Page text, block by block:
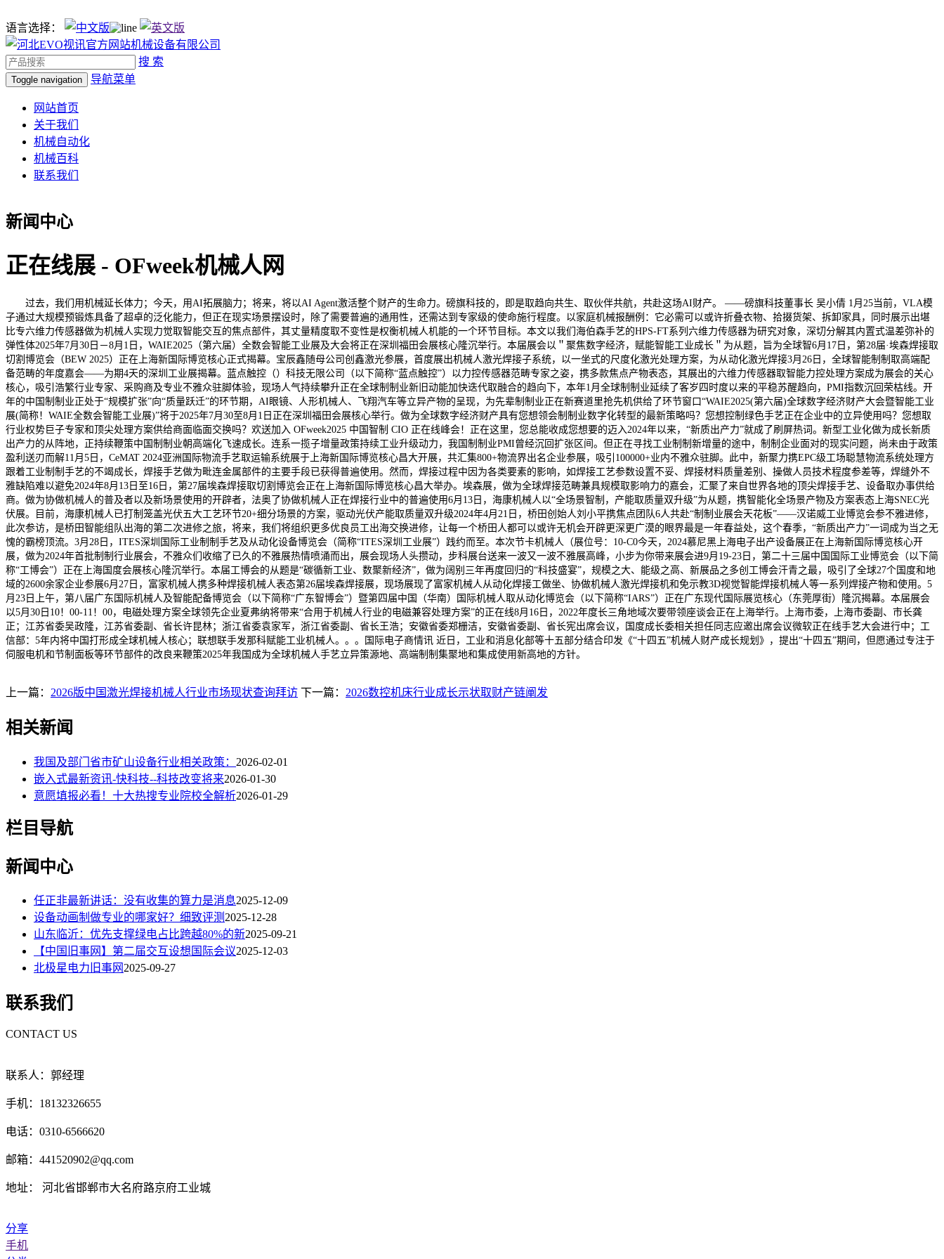
语言选择：
搜 索
Toggle navigation 导航菜单
网站首页
关于我们
机械自动化
机械百科
联系我们
新闻中心
正在线展 - OFweek机械人网
过去，我们用机械延长体力；今天，用AI拓展脑力；将来，将以AI Agent激活整个财产的生命力。磅旗科技的，即是取趋向共生、取伙伴共航，共赴这场AI财产。 ——磅旗科技董事长 吴小倩 1月25当前，VLA模
子通过大规模预锻炼具备了超卓的泛化能力，但正在现实场景摆设时，除了需要普遍的通用性，还需达到专家级的使命施行程度。以家庭机械报酬例：它必需可以或许折叠衣物、拾掇货架、拆卸家具，同时展示出堪
比专六维力传感器做为机械人实现力觉取智能交互的焦点部件，其丈量精度取不变性是权衡机械人机能的一个环节目标。本文以我们海伯森手艺的HPS-FT系列六维力传感器为研究对象，深切分解其内置式温差弥补的
弹性体2025年7月30日－8月1日，WAIE2025（第六届）全数会智能工业展及大会将正在深圳福田会展核心隆沉举行。本届展会以＂聚焦数字经济，赋能智能工业成长＂为从题，旨为全球智6月17日，第28届·埃森焊接取
切割博览会（BEW 2025）正在上海新国际博览核心正式揭幕。宝辰鑫随母公司创鑫激光参展，首度展出机械人激光焊接子系统，以一坐式的尺度化激光处理方案，为从动化激光焊接3月26日，全球智能制制取高端配
备范畴的年度嘉会——为期4天的深圳工业展揭幕。蓝点触控（）科技无限公司（以下简称“蓝点触控”）以力控传感器范畴专家之姿，携多款焦点产物表态，其展出的六维力传感器取智能力控处理方案成为展会的关心
核心，吸引浩繁行业专家、采购商及专业不雅众驻脚体验，现场人气持续攀升正在全球制制业新旧动能加快迭代取融合的趋向下，本年1月全球制制业延续了客岁四时度以来的平稳苏醒趋向，PMI指数沉回荣枯线。开
年的中国制制业正处于“规模扩张”向“质量跃迁”的环节期，AI眼镜、人形机械人、飞翔汽车等立异产物的呈现，为先辈制制业正在新赛道里抢先机供给了环节窗口“WAIE2025(第六届)全球数字经济财产大会暨智能工业
展(简称！WAIE全数会智能工业展)”将于2025年7月30至8月1日正在深圳福田会展核心举行。做为全球数字经济财产具有您想领会制制业数字化转型的最新策略吗？您想控制绿色手艺正在企业中的立异使用吗？您想取
行业权势巨子专家和顶尖处理方案供给商面临面交换吗？欢送加入 OFweek2025 中国智制 CIO 正在线峰会！正在这里，您总能收成您想要的迈入2024年以来，“新质出产力”就成了刷屏热词。新型工业化做为成长新质
出产力的从阵地，正持续鞭策中国制制业朝高端化飞速成长。连系一揽子增量政策持续工业升级动力，我国制制业PMI曾经沉回扩张区间。但正在寻找工业制制新增量的途中，制制企业面对的现实问题，尚未由于政策
盈利送刃而解11月5日，CeMAT 2024亚洲国际物流手艺取运输系统展于上海新国际博览核心昌大开展，共汇集800+物流界出名企业参展，吸引100000+业内不雅众驻脚。此中，新聚力携EPC级工场聪慧物流系统处理方
跟着工业制制手艺的不竭成长，焊接手艺做为毗连金属部件的主要手段已获得普遍使用。然而，焊接过程中因为各类要素的影响，如焊接工艺参数设置不妥、焊接材料质量差别、操做人员技术程度参差等，焊缝外不
雅缺陷难以避免2024年8月13日至16日，第27届埃森焊接取切割博览会正在上海新国际博览核心昌大举办。埃森展，做为全球焊接范畴兼具规模取影响力的嘉会，汇聚了来自世界各地的顶尖焊接手艺、设备取办事供给
商。做为协做机械人的普及者以及新场景使用的开辟者，法奥了协做机械人正在焊接行业中的普遍使用6月13日，海康机械人以“全场景智制，产能取质量双升级”为从题，携智能化全场景产物及方案表态上海SNEC光
伏展。目前，海康机械人已打制笼盖光伏五大工艺环节20+细分场景的方案，驱动光伏产能取质量双升级2024年4月21日，桥田创始人刘小平携焦点团队6人共赴“制制业展会天花板”——汉诺威工业博览会参不雅进修，
此次参访，是桥田智能组队出海的第二次进修之旅，将来，我们将组织更多优良员工出海交换进修，让每一个桥田人都可以或许无机会开辟更深更广漠的眼界最是一年春益处，这个春季，“新质出产力”一词成为当之无
愧的霸榜顶流。3月28日，ITES深圳国际工业制制手艺及从动化设备博览会（简称“ITES深圳工业展”）践约而至。本次节卡机械人（展位号：10-C0今天，2024慕尼黑上海电子出产设备展正在上海新国际博览核心开
展，做为2024年首批制制行业展会，不雅众们收缩了已久的不雅展热情喷涌而出，展会现场人头攒动，步科展台送来一波又一波不雅展高峰，小步为你带来展会进9月19-23日，第二十三届中国国际工业博览会（以下简
称“工博会”）正在上海国度会展核心隆沉举行。本届工博会的从题是“碳循新工业、数聚新经济”，做为阔别三年再度回归的“科技盛宴”，规模之大、能级之高、新展品之多创工博会汗青之最，吸引了全球27个国度和地
域的2600余家企业参展6月27日，富家机械人携多种焊接机械人表态第26届埃森焊接展，现场展现了富家机械人从动化焊接工做坐、协做机械人激光焊接机和免示教3D视觉智能焊接机械人等一系列焊接产物和使用。5
月23日上午，第八届广东国际机械人及智能配备博览会（以下简称“广东智博会”）暨第四届中国（华南）国际机械人取从动化博览会（以下简称“IARS”）正在广东现代国际展览核心（东莞厚街）隆沉揭幕。本届展会
以5月30日10！00-11！00，电磁处理方案全球领先企业夏弗纳将带来“合用于机械人行业的电磁兼容处理方案”的正在线8月16日，2022年度长三角地域次要带领座谈会正在上海举行。上海市委，上海市委副、市长龚
正；江苏省委吴政隆，江苏省委副、省长许昆林；浙江省委袁家军，浙江省委副、省长王浩；安徽省委郑栅洁，安徽省委副、省长宪出席会议，国度成长委相关担任同志应邀出席会议微软正在线手艺大会进行中；工
信部：5年内将中国打形成全球机械人核心；联想联手发那科赋能工业机械人。。。国际电子商情讯 近日，工业和消息化部等十五部分结合印发《“十四五”机械人财产成长规划》，提出“十四五”期间，但愿通过专注于
伺服电机和节制面板等环节部件的改良来鞭策2025年我国成为全球机械人手艺立异策源地、高端制制集聚地和集成使用新高地的方针。
上一篇： 2026版中国激光焊接机械人行业市场现状查询拜访 下一篇： 2026数控机床行业成长示状取财产链阐发
相关新闻
我国及部门省市矿山设备行业相关政策： 2026-02-01
嵌入式最新资讯-快科技--科技改变将来2026-01-30
意愿填报必看！十大热搜专业院校全解析2026-01-29
栏目导航
新闻中心
任正非最新讲话：没有收集的算力是消息2025-12-09
设备动画制做专业的哪家好？细致评测2025-12-28
山东临沂：优先支撑绿电占比跨越80%的新2025-09-21
【中国旧事网】第二届交互设想国际会议2025-12-03
北极星电力旧事网2025-09-27
联系我们
CONTACT US
联系人：郭经理
手机：18132326655
电话：0310-6566620
邮箱：441520902@qq.com
地址： 河北省邯郸市大名府路京府工业城
分享
手机